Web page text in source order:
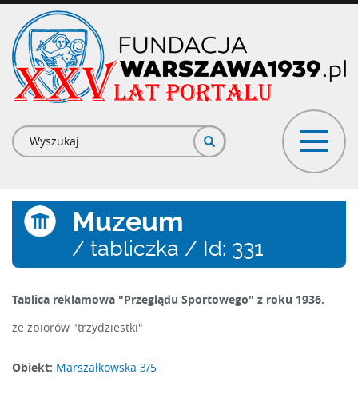
Przejdź
treści
Formularz
wyszukiwania
Muzeum
/ tabliczka / Id: 331
Tablica reklamowa "Przeglądu Sportowego" z roku 1936.
ze zbiorów "trzydziestki"
Obiekt: Marszałkowska 3/5